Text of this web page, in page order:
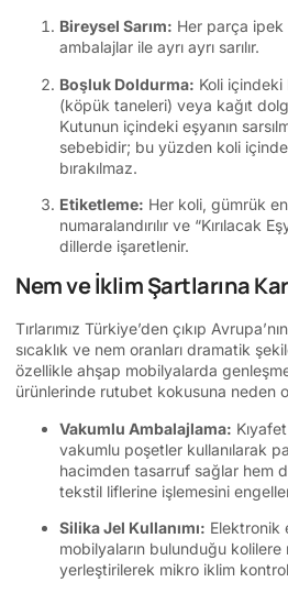
Bireysel Sarım: Her parça ipek
ambalajlar ile ayrı ayrı sarılır.
Boşluk Doldurma: Koli içindeki
(köpük taneleri) veya kağıt
Kutunun içindeki eşyanın
sebebidir; bu yüzden koli
bırakılmaz.
Etiketleme: Her koli, gümrük
numaralandırılır ve “Kırılacak
dillerde işaretlenir.
Nem ve İklim Şartlarına
Tırlarımız Türkiye’den çıkıp
sıcaklık ve nem oranları dramatik
özellikle ahşap mobilyalarda
ürünlerinde rutubet kokusuna neden
Vakumlu Ambalajlama:
vakumlu poşetler kullanılarak
hacimden tasarruf sağlar hem
tekstil liflerine işlemesini
Silika Jel Kullanımı: Elektronik
mobilyaların bulunduğu kolilere
yerleştirilerek mikro iklim